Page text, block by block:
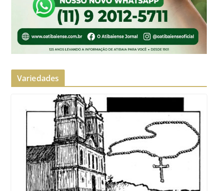
Variedades